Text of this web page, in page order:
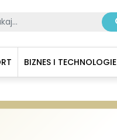
BIZNES I TECHNOLOGIE